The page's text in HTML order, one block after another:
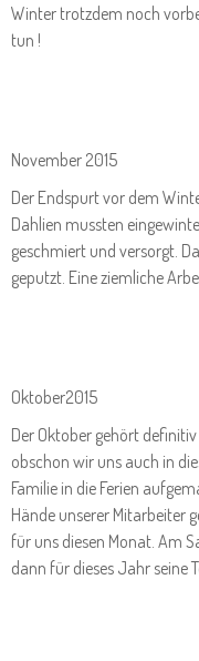
Winter trotzdem noch
tun !
November 2015
Der Endspurt vor dem
Dahlien mussten
geschmiert und versorgt.
geputzt. Eine ziemliche
Oktober2015
Der Oktober gehört
obschon wir uns auch in
Familie in die Ferien
Hände unserer Mitarbeiter
für uns diesen Monat. Am
dann für dieses Jahr seine